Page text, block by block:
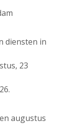
diensten in
23
augustus